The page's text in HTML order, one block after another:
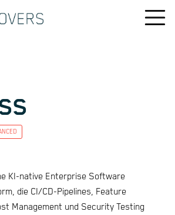
KI-native Enterprise Software
die CI/CD-Pipelines, Feature
Management und Security Testing